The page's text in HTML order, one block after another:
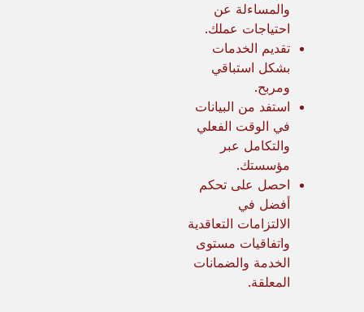
والمساءلة عن
احتياجات عملك.
تقديم الخدمات
بشكل استباقي
ومربح.
استفد من البيانات
في الوقت الفعلي
والتكامل عبر
مؤسستك.
احصل على تحكم
أفضل في
الالتزامات التعاقدية
واتفاقيات مستوى
الخدمة والضمانات
المعلقة.